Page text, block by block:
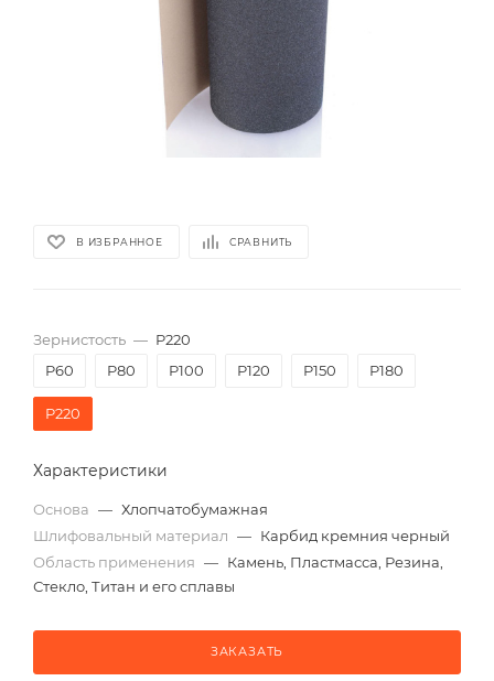
В ИЗБРАННОЕ СРАВНИТЬ
Зернистость — P220
P60
P80 P100 P120 P150 P180
P220
Характеристики
Основа — Хлопчатобумажная
Шлифовальный материал — Карбид кремния черный
Область применения — Камень, Пластмасса, Резина,
Стекло, Титан и его сплавы
ЗАКАЗАТЬ